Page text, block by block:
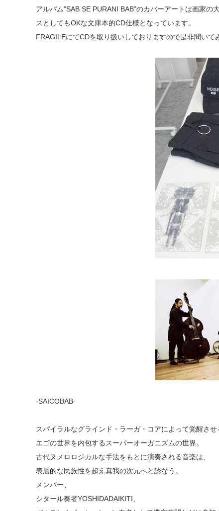
アルバム”SAB SE PURANI BAB”のカバーアートは画家
スとしてもOKな文庫本的CD仕様となっています。
FRAGILEにてCDを取り扱いしておりますので是非聞いて
-SAICOBAB-
スパイラルなグラインド・ラーガ・コアによって覚醒させ
エゴの世界を内包するスーパーオーガニズムの世界。
古代ヌメロロジカルな手法をもとに演奏される音楽は、
表層的な民族性を超え真我の次元へと誘なう。
メンバー、
シタール奏者YOSHIDADAIKITI、